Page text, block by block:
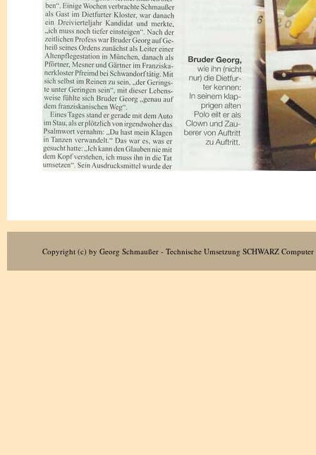
Copyright (c) by Georg Schmaußer - Technische Umsetzung SCHWARZ